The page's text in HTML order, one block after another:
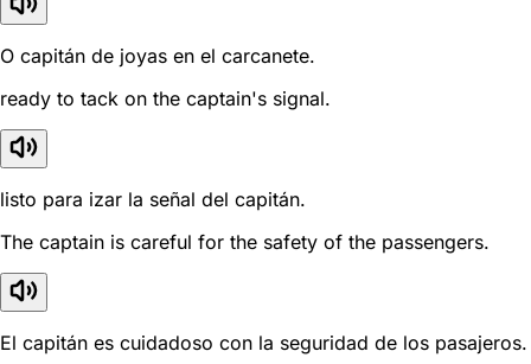
O capitán de joyas en el carcanete.
ready to tack on the captain's signal.
listo para izar la señal del capitán.
The captain is careful for the safety of the passengers.
El capitán es cuidadoso con la seguridad de los pasajeros.